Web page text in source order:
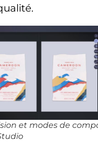
et modes de